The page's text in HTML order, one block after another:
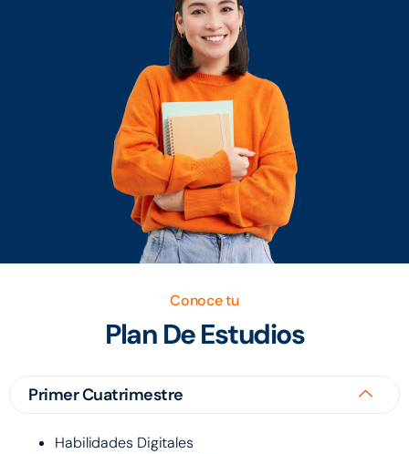
Conoce tu
Plan De Estudios
Primer Cuatrimestre
Habilidades Digitales